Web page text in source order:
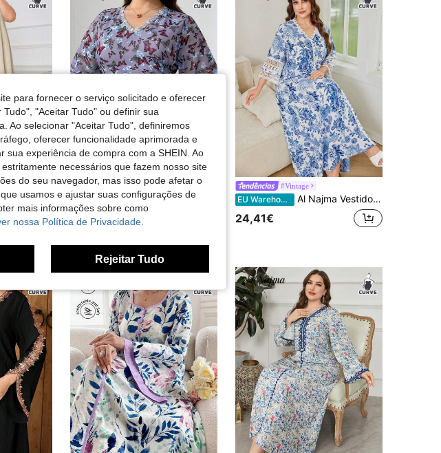
4,84 101K
4,84 2.3K 101K
Redondo e Sem Mangas, para Usar por Baixo da Abaya
Al Najma CURVE
-4%
Al Najma Vestido casual de festa árabe para mulher plus size, com patchwork de malha e estampado floral de borboleta
34 Left
#Vintage
EU Warehouse Al Najma Vestido longo feminino plus size com decote em V, manga 3/4, detalhes em renda, estampa floral azul e branca, modelagem solta, romântico e elegante para festas.
24,41€
para fornecer o serviço solicitado e oferecer
"Aceitar Tudo" ou definir sua
Ao selecionar "Aceitar Tudo", definiremos
oferecer funcionalidade aprimorada e
sua experiência de compra com a SHEIN. Ao
necessários que fazem nosso site
do seu navegador, mas isso pode afetar o
usamos e ajustar suas configurações de
mais informações sobre como
nossa Política de Privacidade.
Rejeitar Tudo